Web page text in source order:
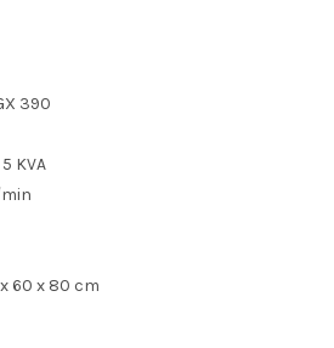
390
KVA
60 x 80 cm